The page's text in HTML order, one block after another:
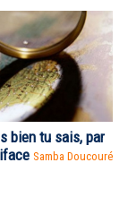
bien tu sais, par
Samba Doucouré